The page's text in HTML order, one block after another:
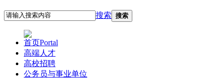
搜索 搜索
首页Portal
高端人才
高校招聘
公务员与事业单位